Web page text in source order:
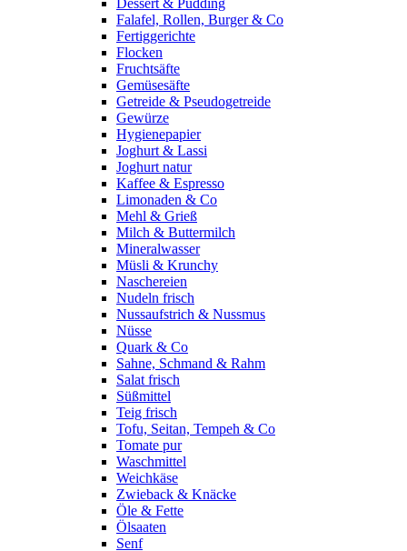
Dessert & Pudding
Falafel, Rollen, Burger & Co
Fertiggerichte
Flocken
Fruchtsäfte
Gemüsesäfte
Getreide & Pseudogetreide
Gewürze
Hygienepapier
Joghurt & Lassi
Joghurt natur
Kaffee & Espresso
Limonaden & Co
Mehl & Grieß
Milch & Buttermilch
Mineralwasser
Müsli & Krunchy
Naschereien
Nudeln frisch
Nussaufstrich & Nussmus
Nüsse
Quark & Co
Sahne, Schmand & Rahm
Salat frisch
Süßmittel
Teig frisch
Tofu, Seitan, Tempeh & Co
Tomate pur
Waschmittel
Weichkäse
Zwieback & Knäcke
Öle & Fette
Ölsaaten
Senf